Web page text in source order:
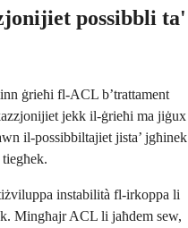
possibbli ta'
ġrieħi fl-ACL b’trattament
jekk il-ġrieħi ma jiġux
il-possibbiltajiet jista’ jgħinek
tiegħek.
instabilità fl-irkoppa li
Mingħajr ACL li jaħdem sew,